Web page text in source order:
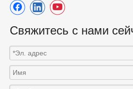
Свяжитесь с нами